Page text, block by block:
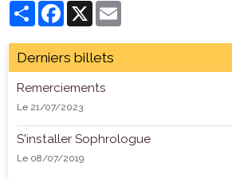
PartagerFacebook
X
Derniers billets
Remerciements
Le 21/07/2023
S'installer Sophrologue
Le 08/07/2019